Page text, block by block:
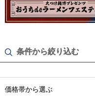
条件から絞り込む
価格帯から選ぶ